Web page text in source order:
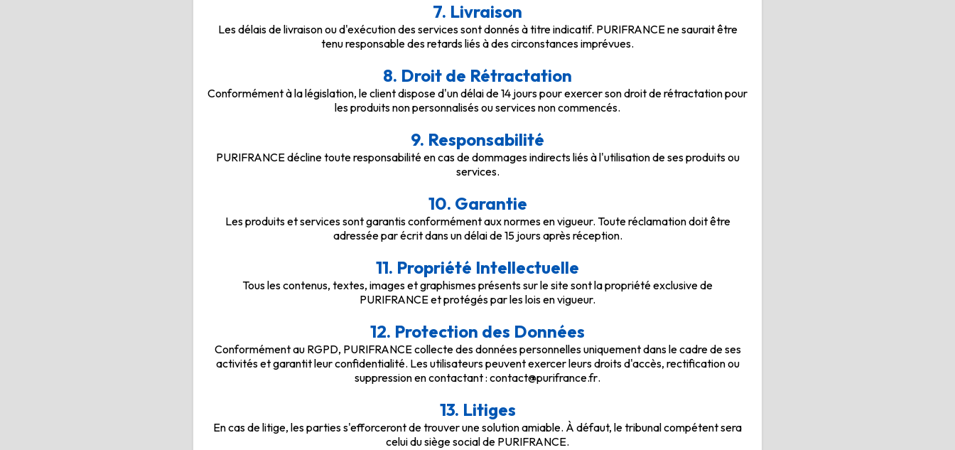
7. Livraison
Les délais de livraison ou d'exécution des services sont donnés à titre indicatif. PURIFRANCE ne saurait être
tenu responsable des retards liés à des circonstances imprévues.
8. Droit de Rétractation
Conformément à la législation, le client dispose d'un délai de 14 jours pour exercer son droit de rétractation pour
les produits non personnalisés ou services non commencés.
9. Responsabilité
PURIFRANCE décline toute responsabilité en cas de dommages indirects liés à l'utilisation de ses produits ou
services.
10. Garantie
Les produits et services sont garantis conformément aux normes en vigueur. Toute réclamation doit être
adressée par écrit dans un délai de 15 jours après réception.
11. Propriété Intellectuelle
Tous les contenus, textes, images et graphismes présents sur le site sont la propriété exclusive de
PURIFRANCE et protégés par les lois en vigueur.
12. Protection des Données
Conformément au RGPD, PURIFRANCE collecte des données personnelles uniquement dans le cadre de ses
activités et garantit leur confidentialité. Les utilisateurs peuvent exercer leurs droits d'accès, rectification ou
suppression en contactant : contact@purifrance.fr.
13. Litiges
En cas de litige, les parties s'efforceront de trouver une solution amiable. À défaut, le tribunal compétent sera
celui du siège social de PURIFRANCE.